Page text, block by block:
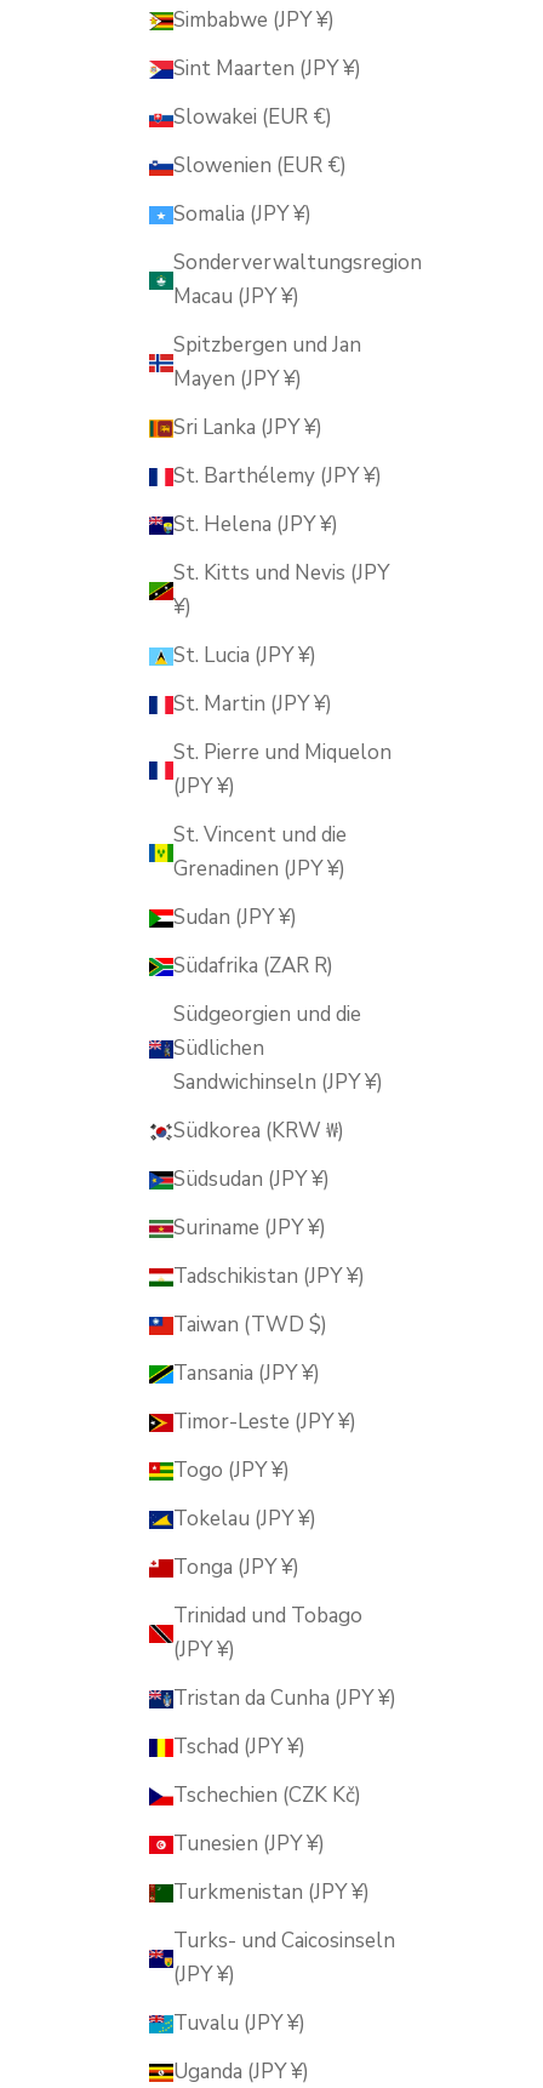
Simbabwe (JPY ¥)
Sint Maarten (JPY ¥)
Slowakei (EUR €)
Slowenien (EUR €)
Somalia (JPY ¥)
Sonderverwaltungsregion
Macau (JPY ¥)
Spitzbergen und Jan
Mayen (JPY ¥)
Sri Lanka (JPY ¥)
St. Barthélemy (JPY ¥)
St. Helena (JPY ¥)
St. Kitts und Nevis (JPY
¥)
St. Lucia (JPY ¥)
St. Martin (JPY ¥)
St. Pierre und Miquelon
(JPY ¥)
St. Vincent und die
Grenadinen (JPY ¥)
Sudan (JPY ¥)
Südafrika (ZAR R)
Südgeorgien und die
Südlichen
Sandwichinseln (JPY ¥)
Südkorea (KRW ₩)
Südsudan (JPY ¥)
Suriname (JPY ¥)
Tadschikistan (JPY ¥)
Taiwan (TWD $)
Tansania (JPY ¥)
Timor-Leste (JPY ¥)
Togo (JPY ¥)
Tokelau (JPY ¥)
Tonga (JPY ¥)
Trinidad und Tobago
(JPY ¥)
Tristan da Cunha (JPY ¥)
Tschad (JPY ¥)
Tschechien (CZK Kč)
Tunesien (JPY ¥)
Turkmenistan (JPY ¥)
Turks- und Caicosinseln
(JPY ¥)
Tuvalu (JPY ¥)
Uganda (JPY ¥)